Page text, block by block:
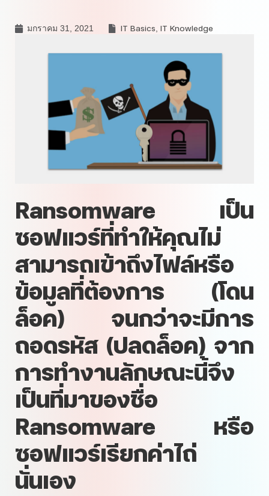
มกราคม 31, 2021 IT Basics IT Knowledge
Ransomware เป็น
ซอฟแวร์ที่ทำให้คุณไม่
สามารถเข้าถึงไฟล์หรือ
ข้อมูลที่ต้องการ (โดน
ล็อค) จนกว่าจะมีการ
ถอดรหัส (ปลดล็อค) จาก
การทำงานลักษณะนี้จึง
เป็นที่มาของชื่อ
Ransomware หรือ
ซอฟแวร์เรียกค่าไถ่
นั่นเอง